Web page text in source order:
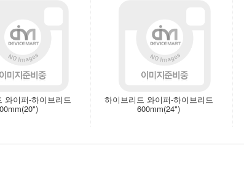
와이퍼-하이브리드 하이브리드 와이퍼-하이브리드
600mm(24")